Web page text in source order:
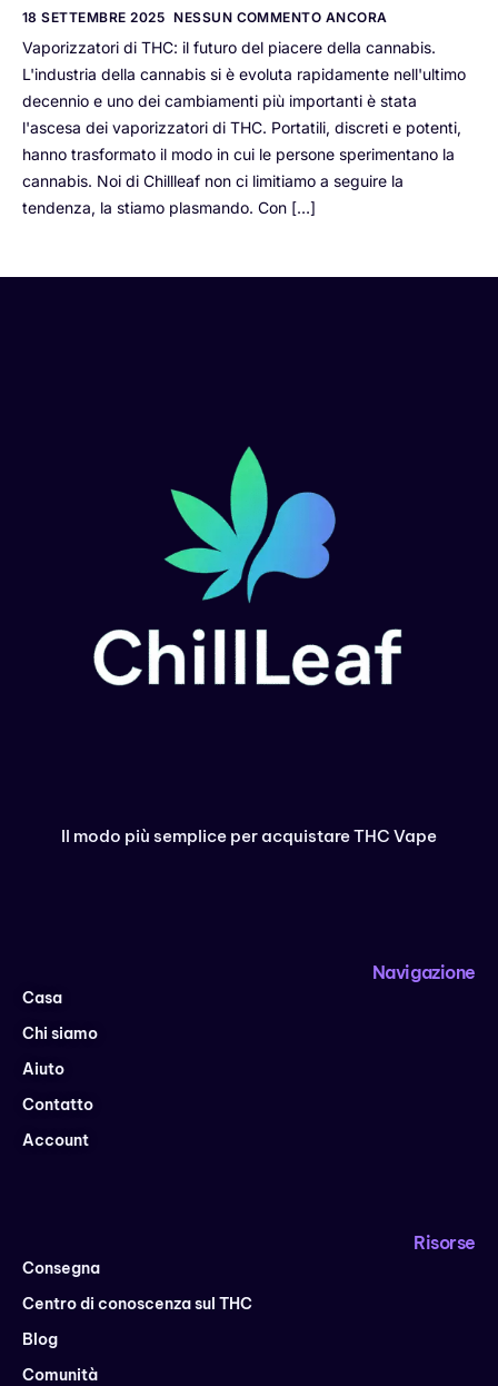
18 SETTEMBRE 2025 NESSUN COMMENTO ANCORA
Vaporizzatori di THC: il futuro del piacere della cannabis.
L'industria della cannabis si è evoluta rapidamente nell'ultimo
decennio e uno dei cambiamenti più importanti è stata
l'ascesa dei vaporizzatori di THC. Portatili, discreti e potenti,
hanno trasformato il modo in cui le persone sperimentano la
cannabis. Noi di Chillleaf non ci limitiamo a seguire la
tendenza, la stiamo plasmando. Con […]
Il modo più semplice per acquistare THC Vape
Navigazione
Casa
Chi siamo
Aiuto
Contatto
Account
Risorse
Consegna
Centro di conoscenza sul THC
Blog
Comunità